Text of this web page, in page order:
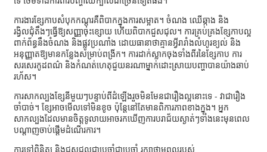
ការងារខ្សែកាបសំបុកកណ្តុរគឺពិបាកក្នុងការសម្អាត។ ចំណង ឈើឆ្កាង និង
រង្វិលជុំតឹងៗធ្វើឱ្យសញ្ញាចុះខ្សោយ ហើយពិបាកជួសជុល។ ការគ្រប់គ្រងខ្សែកាបល្អ
ពាក់ព័ន្ធនឹងចំណង និងផ្លូវប្រណាំង ដោយធានាថាគ្មានអ្វីរារាំងលំហូរខ្យល់ និង
អនុញ្ញាតឱ្យមានកន្លែងសម្រាប់ពង្រីក។ ការដាក់ស្លាកចុងទាំងពីរនៃខ្សែកាប ការ
សរសេរកូដពណ៌ និងកំណត់ហេតុជួយនរណាម្នាក់ដោះស្រាយបញ្ហាបានយ៉ាងឆាប់
រហ័ស។
ការសាកល្បងខ្សែនីមួយៗបន្ទាប់ពីដំឡើងរួចមិនមែនជារឿងល្អនោះទេ - វាជារឿង
ចាំបាច់។ ខ្សែអាចមើលទៅមិនខូច ប៉ុន្តែនៅតែមានពិការភាពខាងក្នុង។ អ្នក
សាកល្បងដែលមានចិត្តទូលាយអាចរកឃើញការបរាជ័យស្ងាត់ៗទាំងនេះមុនពេល
បណ្តាញចាប់ផ្តើមដំណើរការ។
ការទៅពិនិត្យ និងជួសជុលជាប្រចាំជាប្រចាំ រក្សាថាមពលរបស់